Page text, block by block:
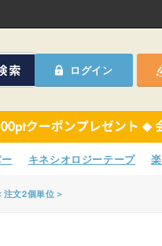
ログイン
オリジナル商品
キネシオロジーテープ
文2個単位＞
ほねつぎHot
鍼灸用品
サポーター